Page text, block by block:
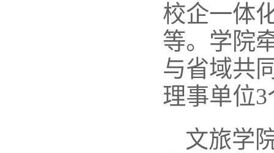
校企一体
等。学院
与省域共
理事单位3
文旅学